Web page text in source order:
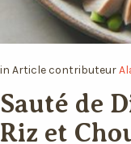
Articlecontributeur
Sauté de
avec Riz
Bruxelles
Temps de préparation
Que
votre service
masse ou